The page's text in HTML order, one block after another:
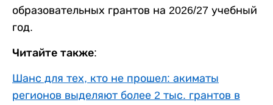
образовательных грантов на 2026/27 учебный
год.
Читайте также:
Шанс для тех, кто не прошел: акиматы
регионов выделяют более 2 тыс. грантов в